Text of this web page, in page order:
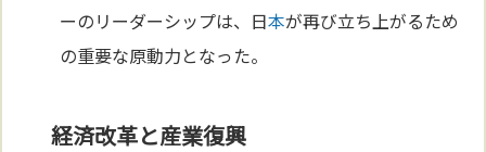
ーのリーダーシップは、日本が再び立ち上がるため
の重要な原動力となった。
経済改革と産業復興